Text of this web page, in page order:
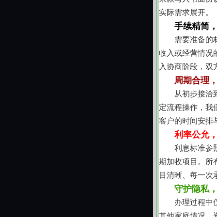
实际需求展开。
手续精简
需要准备的
收入或经营情况
入协商阶段，双
周期合理
从初步接洽
定流程操作，我
客户的时间安排
利率公允
利息标准参
期加收项目。所
目清晰、每一次
守护隐私
办理过程中